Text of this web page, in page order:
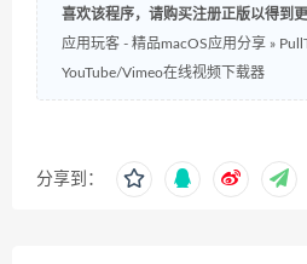
喜欢该程序，请购买注册正版以得到更
应用玩客 - 精品macOS应用分享 »
YouTube/Vimeo在线视频下载器
分享到：